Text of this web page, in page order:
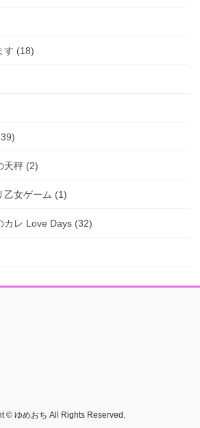
す (18)
天秤 (2)
乙女ゲーム (1)
カレ Love Days (32)
© ゆめおち All Rights Reserved.